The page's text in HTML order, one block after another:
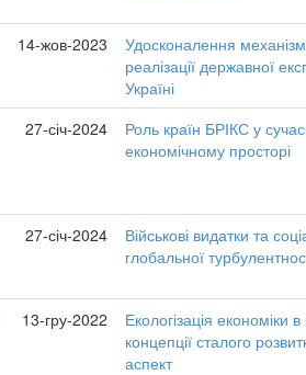
14-жов-2023
Удосконалення
реалізації державної
Україні
27-січ-2024
Роль країн БРІКС у
економічному просторі
27-січ-2024
Військові видатки та
глобальної
13-гру-2022
Екологізація економіки в
концепції сталого
аспект